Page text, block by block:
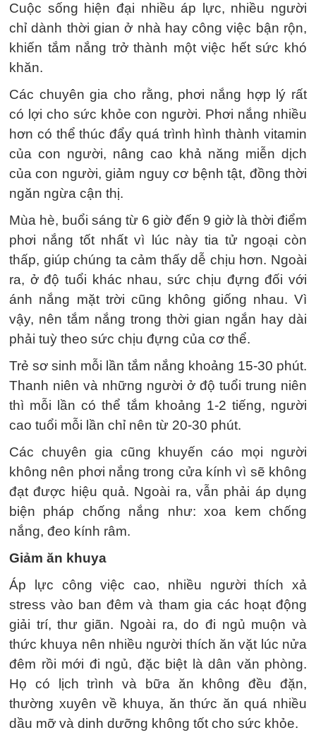
Cuộc sống hiện đại nhiều áp lực, nhiều người
chỉ dành thời gian ở nhà hay công việc bận rộn,
khiến tắm nắng trở thành một việc hết sức khó
khăn.
Các chuyên gia cho rằng, phơi nắng hợp lý rất
có lợi cho sức khỏe con người. Phơi nắng nhiều
hơn có thể thúc đẩy quá trình hình thành vitamin
của con người, nâng cao khả năng miễn dịch
của con người, giảm nguy cơ bệnh tật, đồng thời
ngăn ngừa cận thị.
Mùa hè, buổi sáng từ 6 giờ đến 9 giờ là thời điểm
phơi nắng tốt nhất vì lúc này tia tử ngoại còn
thấp, giúp chúng ta cảm thấy dễ chịu hơn. Ngoài
ra, ở độ tuổi khác nhau, sức chịu đựng đối với
ánh nắng mặt trời cũng không giống nhau. Vì
vậy, nên tắm nắng trong thời gian ngắn hay dài
phải tuỳ theo sức chịu đựng của cơ thể.
Trẻ sơ sinh mỗi lần tắm nắng khoảng 15-30 phút.
Thanh niên và những người ở độ tuổi trung niên
thì mỗi lần có thể tắm khoảng 1-2 tiếng, người
cao tuổi mỗi lần chỉ nên từ 20-30 phút.
Các chuyên gia cũng khuyến cáo mọi người
không nên phơi nắng trong cửa kính vì sẽ không
đạt được hiệu quả. Ngoài ra, vẫn phải áp dụng
biện pháp chống nắng như: xoa kem chống
nắng, đeo kính râm.
Giảm ăn khuya
Áp lực công việc cao, nhiều người thích xả
stress vào ban đêm và tham gia các hoạt động
giải trí, thư giãn. Ngoài ra, do đi ngủ muộn và
thức khuya nên nhiều người thích ăn vặt lúc nửa
đêm rồi mới đi ngủ, đặc biệt là dân văn phòng.
Họ có lịch trình và bữa ăn không đều đặn,
thường xuyên về khuya, ăn thức ăn quá nhiều
dầu mỡ và dinh dưỡng không tốt cho sức khỏe.